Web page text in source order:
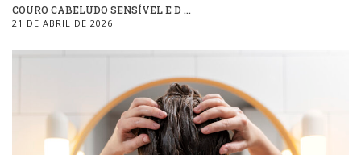
COURO CABELUDO SENSÍVEL E D ...
21 DE ABRIL DE 2026